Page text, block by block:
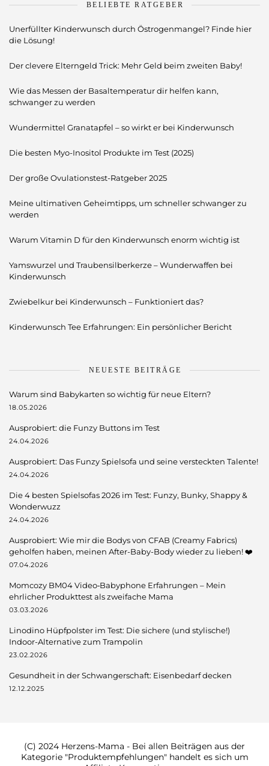
BELIEBTE RATGEBER
Unerfüllter Kinderwunsch durch Östrogenmangel? Finde hier
die Lösung!
Der clevere Elterngeld Trick: Mehr Geld beim zweiten Baby!
Wie das Messen der Basaltemperatur dir helfen kann,
schwanger zu werden
Wundermittel Granatapfel – so wirkt er bei Kinderwunsch
Die besten Myo-Inositol Produkte im Test (2025)
Der große Ovulationstest-Ratgeber 2025
Meine ultimativen Geheimtipps, um schneller schwanger zu
werden
Warum Vitamin D für den Kinderwunsch enorm wichtig ist
Yamswurzel und Traubensilberkerze – Wunderwaffen bei
Kinderwunsch
Zwiebelkur bei Kinderwunsch – Funktioniert das?
Kinderwunsch Tee Erfahrungen: Ein persönlicher Bericht
NEUESTE BEITRÄGE
Warum sind Babykarten so wichtig für neue Eltern?
18.05.2026
Ausprobiert: die Funzy Buttons im Test
24.04.2026
Ausprobiert: Das Funzy Spielsofa und seine versteckten Talente!
24.04.2026
Die 4 besten Spielsofas 2026 im Test: Funzy, Bunky, Shappy &
Wonderwuzz
24.04.2026
Ausprobiert: Wie mir die Bodys von CFAB (Creamy Fabrics)
geholfen haben, meinen After-Baby-Body wieder zu lieben! ❤️
07.04.2026
Momcozy BM04 Video‑Babyphone Erfahrungen – Mein
ehrlicher Produkttest als zweifache Mama
03.03.2026
Linodino Hüpfpolster im Test: Die sichere (und stylische!)
Indoor-Alternative zum Trampolin
23.02.2026
Gesundheit in der Schwangerschaft: Eisenbedarf decken
12.12.2025
(C) 2024 Herzens-Mama - Bei allen Beiträgen aus der
Kategorie "Produktempfehlungen" handelt es sich um